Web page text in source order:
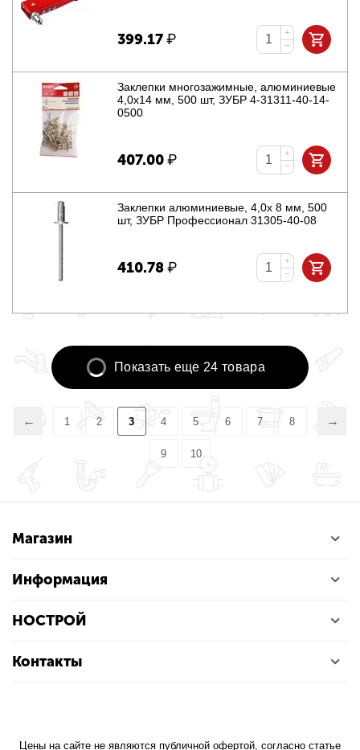
399.17₽
+
−
Заклепки многозажимные, алюминиевые
4,0x14 мм, 500 шт, ЗУБР 4-31311-40-14-
0500
407.00₽
+
−
Заклепки алюминиевые, 4,0x 8 мм, 500
шт, ЗУБР Профессионал 31305-40-08
410.78₽
+
−
Показать еще 24 товара
1 2 3 4 5 6 7 8
9 10
Магазин
Информация
НОСТРОЙ
Контакты
Цены на сайте не являются публичной офертой, согласно статье